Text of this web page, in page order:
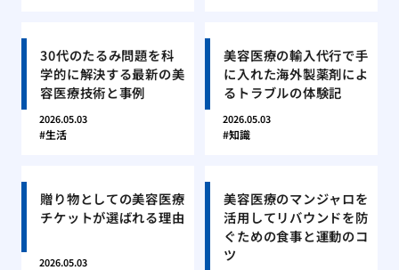
30代のたるみ問題を科
学的に解決する最新の美
容医療技術と事例
2026.05.03
生活
美容医療の輸入代行で手
に入れた海外製薬剤によ
るトラブルの体験記
2026.05.03
知識
贈り物としての美容医療
チケットが選ばれる理由
2026.05.03
美容医療のマンジャロを
活用してリバウンドを防
ぐための食事と運動のコ
ツ